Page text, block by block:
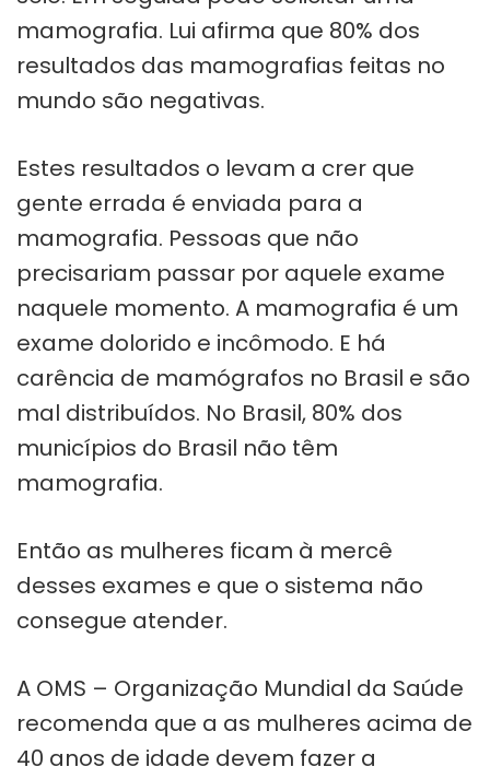
mamografia. Lui afirma que 80% dos
resultados das mamografias feitas no
mundo são negativas.
Estes resultados o levam a crer que
gente errada é enviada para a
mamografia. Pessoas que não
precisariam passar por aquele exame
naquele momento. A mamografia é um
exame dolorido e incômodo. E há
carência de mamógrafos no Brasil e são
mal distribuídos. No Brasil, 80% dos
municípios do Brasil não têm
mamografia.
Então as mulheres ficam à mercê
desses exames e que o sistema não
consegue atender.
A OMS – Organização Mundial da Saúde
recomenda que a as mulheres acima de
40 anos de idade devem fazer a